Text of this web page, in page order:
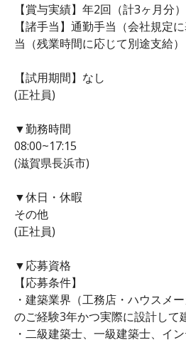
【賞与実績】年2回（計3ヶ月分）
【諸手当】通勤手当（会社規定
当（残業時間に応じて別途支給）
【試用期間】なし
(正社員)
▼勤務時間
08:00~17:15
(滋賀県長浜市)
▼休日・休暇
その他
(正社員)
▼応募資格
【応募条件】
・建築業界（工務店・ハウスメ
のご経験3年かつ実際に設計して
・二級建築士、一級建築士、イ